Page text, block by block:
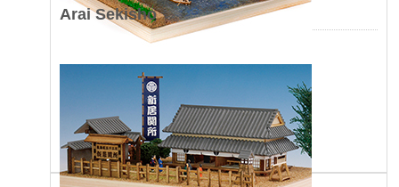
Arai Sekisho